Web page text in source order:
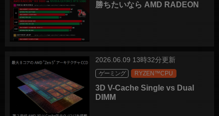
勝ちたいなら AMD RADEON
2026.06.09 13時32分更新
ゲーミング RYZEN™CPU
3D V-Cache Single vs Dual
DIMM